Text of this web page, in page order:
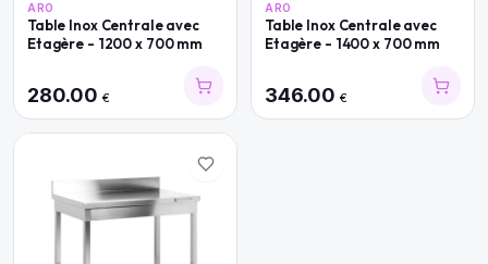
ARO
Table Inox Centrale avec
Etagère - 1200 x 700 mm
280.00 €
ARO
Table Inox Centrale avec
Etagère - 1400 x 700 mm
346.00 €